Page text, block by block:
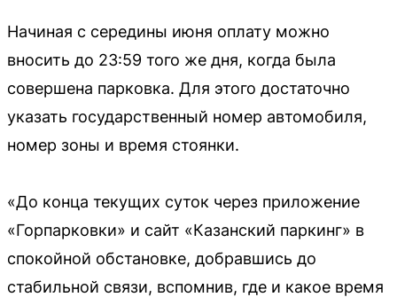
Начиная с середины июня оплату можно
вносить до 23:59 того же дня, когда была
совершена парковка. Для этого достаточно
указать государственный номер автомобиля,
номер зоны и время стоянки.
«До конца текущих суток через приложение
«Горпарковки» и сайт «Казанский паркинг» в
спокойной обстановке, добравшись до
стабильной связи, вспомнив, где и какое время